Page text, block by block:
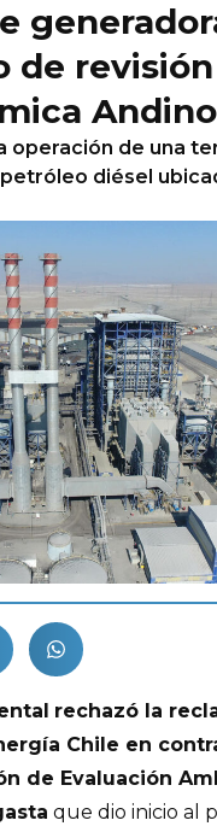
revisión
Andino
operación de una
diésel
rechazó la
Chile en
de Evaluación
que dio inicio al